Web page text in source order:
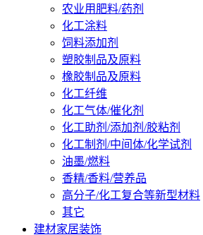
农业用肥料/药剂
化工涂料
饲料添加剂
塑胶制品及原料
橡胶制品及原料
化工纤维
化工气体/催化剂
化工助剂/添加剂/胶粘剂
化工制剂/中间体/化学试剂
油墨/燃料
香精/香料/营养品
高分子/化工复合等新型材料
其它
建材家居装饰